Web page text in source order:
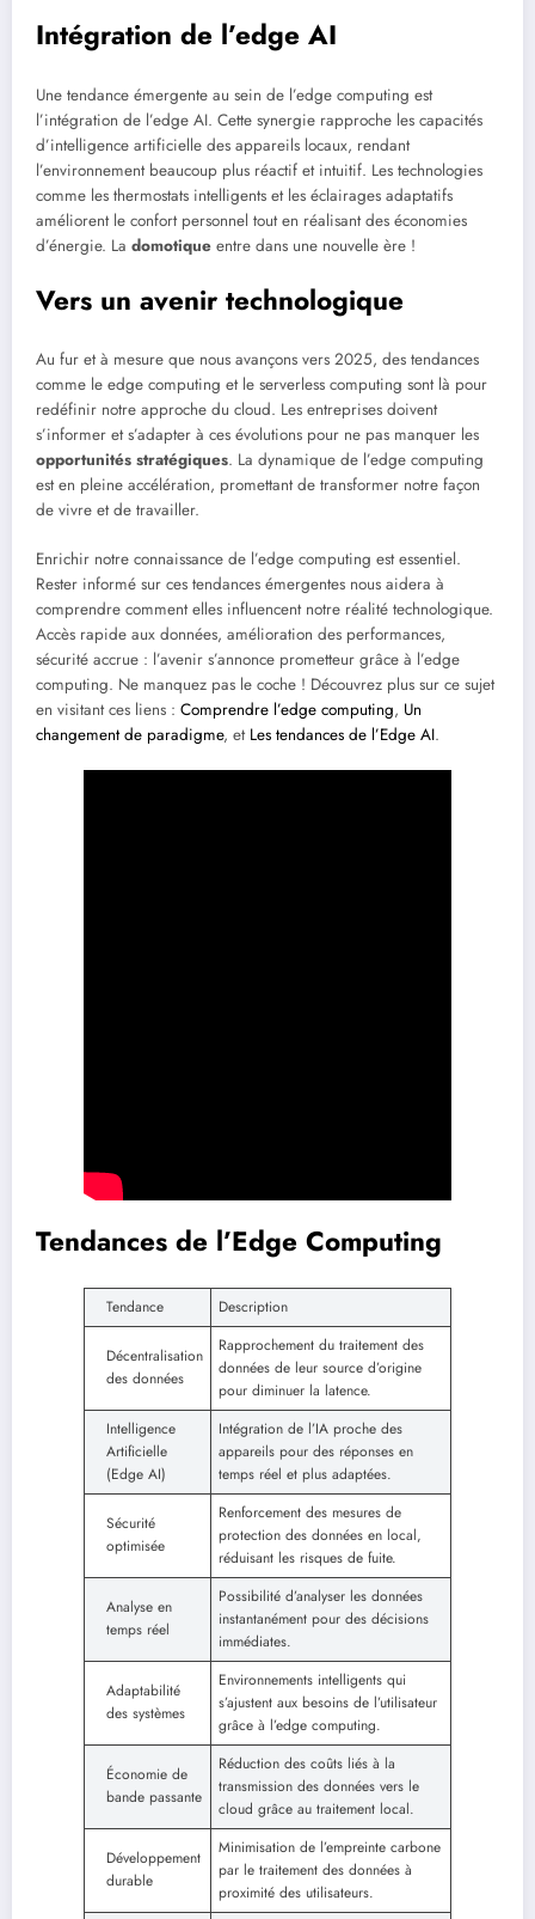
Intégration de l’edge AI
Une tendance émergente au sein de l’edge computing est
l’intégration de l’edge AI. Cette synergie rapproche les capacités
d’intelligence artificielle des appareils locaux, rendant
l’environnement beaucoup plus réactif et intuitif. Les technologies
comme les thermostats intelligents et les éclairages adaptatifs
améliorent le confort personnel tout en réalisant des économies
d’énergie. La domotique entre dans une nouvelle ère !
Vers un avenir technologique
Au fur et à mesure que nous avançons vers 2025, des tendances
comme le edge computing et le serverless computing sont là pour
redéfinir notre approche du cloud. Les entreprises doivent
s’informer et s’adapter à ces évolutions pour ne pas manquer les
opportunités stratégiques. La dynamique de l’edge computing
est en pleine accélération, promettant de transformer notre façon
de vivre et de travailler.
Enrichir notre connaissance de l’edge computing est essentiel.
Rester informé sur ces tendances émergentes nous aidera à
comprendre comment elles influencent notre réalité technologique.
Accès rapide aux données, amélioration des performances,
sécurité accrue : l’avenir s’annonce prometteur grâce à l’edge
computing. Ne manquez pas le coche ! Découvrez plus sur ce sujet
en visitant ces liens : Comprendre l’edge computing, Un
changement de paradigme, et Les tendances de l’Edge AI.
Tendances de l’Edge Computing
Tendance Description
Décentralisation
des données
Rapprochement du traitement des
données de leur source d’origine
pour diminuer la latence.
Intelligence
Artificielle
(Edge AI)
Intégration de l’IA proche des
appareils pour des réponses en
temps réel et plus adaptées.
Sécurité
optimisée
Renforcement des mesures de
protection des données en local,
réduisant les risques de fuite.
Analyse en
temps réel
Possibilité d’analyser les données
instantanément pour des décisions
immédiates.
Adaptabilité
des systèmes
Environnements intelligents qui
s’ajustent aux besoins de l’utilisateur
grâce à l’edge computing.
Économie de
bande passante
Réduction des coûts liés à la
transmission des données vers le
cloud grâce au traitement local.
Développement
durable
Minimisation de l’empreinte carbone
par le traitement des données à
proximité des utilisateurs.